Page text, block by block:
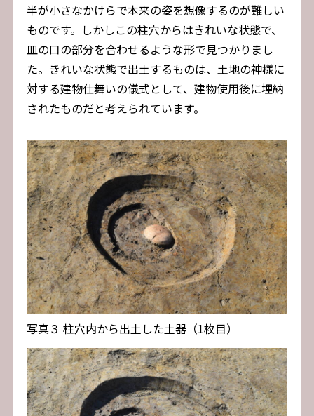
半が小さなかけらで本来の姿を想像するのが難しい
ものです。しかしこの柱穴からはきれいな状態で、
皿の口の部分を合わせるような形で見つかりまし
た。きれいな状態で出土するものは、土地の神様に
対する建物仕舞いの儀式として、建物使用後に埋納
されたものだと考えられています。
写真３ 柱穴内から出土した土器（1枚目）